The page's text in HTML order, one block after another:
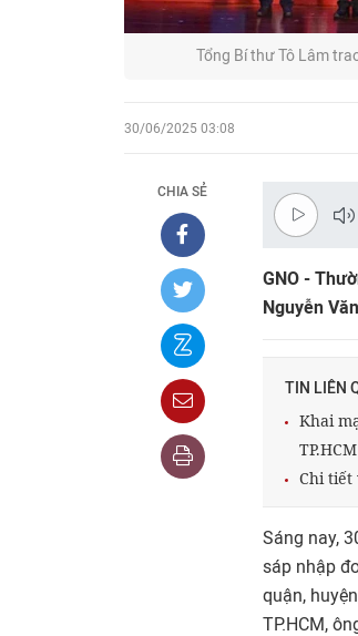
Tổng Bí thư Tô Lâm
30/06/2025 03:08
CHIA SẺ
GNO -
Nguyễn
TIN LIÊN
Khai
TP.HCM
Chi tiết
Sáng nay,
sáp nhập
quận,
TP.HCM,